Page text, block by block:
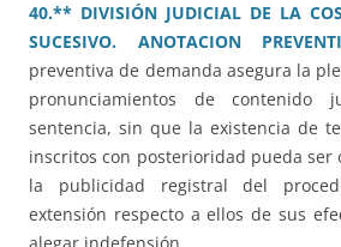
40.** DIVISIÓN JUDICIAL DE LA
SUCESIVO. ANOTACION
preventiva de demanda asegura la
pronunciamientos de
sentencia, sin que la existencia de
inscritos con posterioridad pueda ser
la publicidad registral del
extensión respecto a ellos de sus